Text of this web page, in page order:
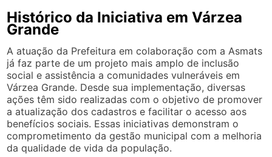
Histórico da Iniciativa em Várzea
Grande
A atuação da Prefeitura em colaboração com a Asmats
já faz parte de um projeto mais amplo de inclusão
social e assistência a comunidades vulneráveis em
Várzea Grande. Desde sua implementação, diversas
ações têm sido realizadas com o objetivo de promover
a atualização dos cadastros e facilitar o acesso aos
benefícios sociais. Essas iniciativas demonstram o
comprometimento da gestão municipal com a melhoria
da qualidade de vida da população.